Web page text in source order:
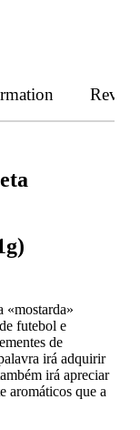
«mostarda»
futebol e
de
irá adquirir
irá apreciar
aromáticos que a